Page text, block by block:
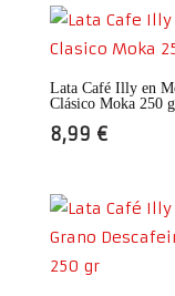
Lata Café Illy en
Clásico Moka 250
8,99 €